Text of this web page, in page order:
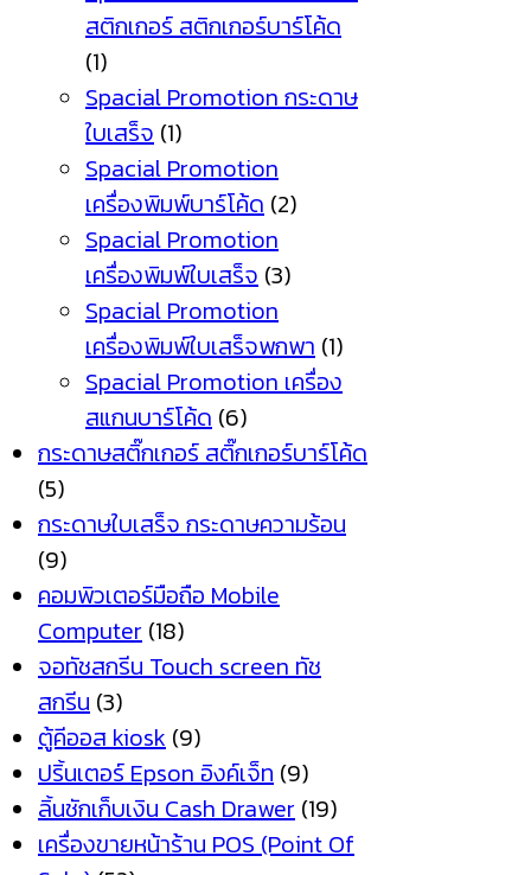
สติกเกอร์ สติกเกอร์บาร์โค้ด
(1)
Spacial Promotion กระดาษ
ใบเสร็จ (1)
Spacial Promotion
เครื่องพิมพ์บาร์โค้ด (2)
Spacial Promotion
เครื่องพิมพ์ใบเสร็จ (3)
Spacial Promotion
เครื่องพิมพ์ใบเสร็จพกพา (1)
Spacial Promotion เครื่อง
สแกนบาร์โค้ด (6)
กระดาษสติ๊กเกอร์ สติ๊กเกอร์บาร์โค้ด
(5)
กระดาษใบเสร็จ กระดาษความร้อน
(9)
คอมพิวเตอร์มือถือ Mobile
Computer (18)
จอทัชสกรีน Touch screen ทัช
สกรีน (3)
ตู้คีออส kiosk (9)
ปริ้นเตอร์ Epson อิงค์เจ็ท (9)
ลิ้นชักเก็บเงิน Cash Drawer (19)
เครื่องขายหน้าร้าน POS (Point Of